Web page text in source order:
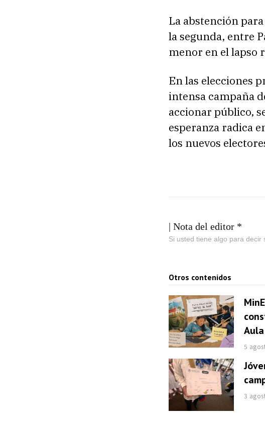
La abstención
la segunda, entre
menor en el lapso
En las elecciones
intensa campaña
accionar público,
esperanza radica
los nuevos
| Nota del editor *
Si usted tiene algo para
Otros contenidos
Aula
5
3